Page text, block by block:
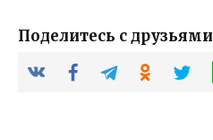
Поделитесь с друзьями